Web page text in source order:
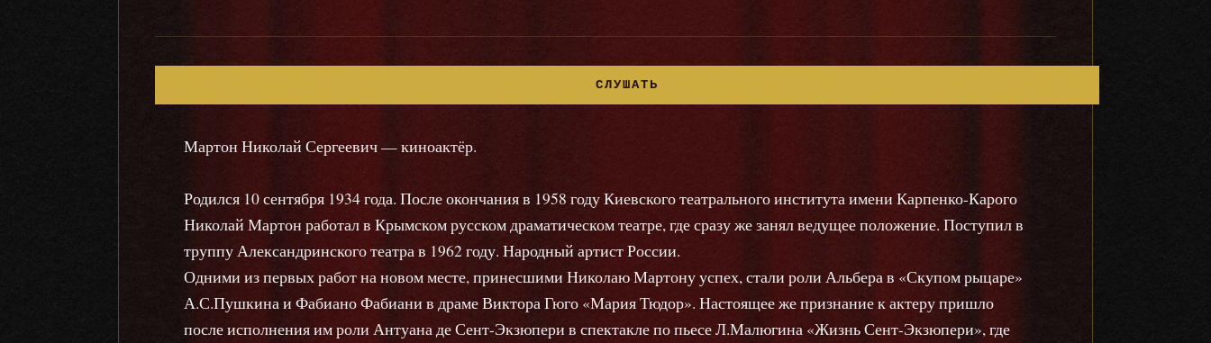
СЛУШАТЬ
Мартон Николай Сергеевич — киноактёр.
Родился 10 сентября 1934 года. После окончания в 1958 году Киевского театрального института имени Карпенко-Карого
Николай Мартон работал в Крымском русском драматическом театре, где сразу же занял ведущее положение. Поступил в
труппу Александринского театра в 1962 году. Народный артист России.
Одними из первых работ на новом месте, принесшими Николаю Мартону успех, стали роли Альбера в «Скупом рыцаре»
А.С.Пушкина и Фабиано Фабиани в драме Виктора Гюго «Мария Тюдор». Настоящее же признание к актеру пришло
после исполнения им роли Антуана де Сент-Экзюпери в спектакле по пьесе Л.Малюгина «Жизнь Сент-Экзюпери», где